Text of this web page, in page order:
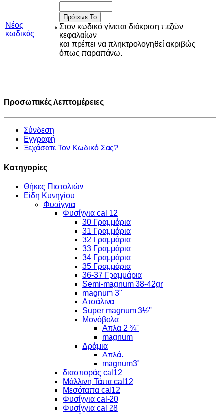
Νέος
κωδικός
*
Πρότεινε Το
Στον κωδικό γίνεται διάκριση πεζών
κεφαλαίων
και πρέπει να πληκτρολογηθεί ακριβώς
όπως παραπάνω.
Προσωπικές Λεπτομέρειες
Σύνδεση
Εγγραφή
Ξεχάσατε Τον Κωδικό Σας?
Κατηγορίες
Θήκες Πιστολιών
Είδη Κυνηγίου
Φυσίγγια
Φυσίγγια cal 12
30 Γραμμάρια
31 Γραμμάρια
32 Γραμμάρια
33 Γραμμάρια
34 Γραμμάρια
35 Γραμμάρια
36-37 Γραμμάρια
Semi-magnum 38-42gr
magnum 3"
Ατσάλινα
Super magnum 3½''
Μονόβολα
Απλά 2 ¾''
magnum
Δράμια
Απλά.
magnum3"
διασποράς cal12
Μάλλινη Τάπα cal12
Μεσόταπα cal12
Φυσίγγια cal-20
Φυσίγγια cal 28